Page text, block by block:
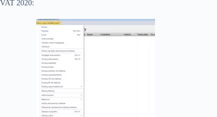
VAT 2020: